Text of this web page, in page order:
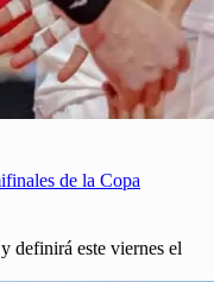
de la Copa
definirá este viernes el